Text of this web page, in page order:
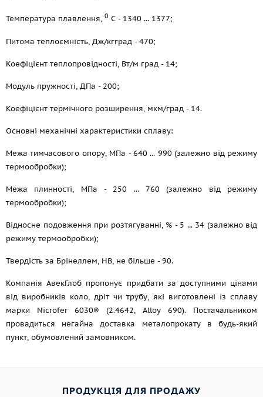
Температура плавлення, 0 С - 1340 ... 1377;
Питома теплоємність, Дж/кгград - 470;
Коефіцієнт теплопровідності, Вт/м град - 14;
Модуль пружності, ДПа - 200;
Коефіцієнт термічного розширення, мкм/град - 14.
Основні механічні характеристики сплаву:
Межа тимчасового опору, МПа - 640 ... 990 (залежно від режиму
термообробки);
Межа плинності, МПа - 250 ... 760 (залежно від режиму
термообробки);
Відносне подовження при розтягуванні, % - 5 ... 34 (залежно від
режиму термообробки);
Твердість за Брінеллем, НВ, не більше - 90.
Компанія АвекГлоб пропонує придбати за доступними цінами
від виробників коло, дріт чи трубу, які виготовлені із сплаву
марки Nicrofer 6030® (2.4642, Alloy 690). Постачальником
провадиться негайна доставка металопрокату в будь-який
пункт, обумовлений замовником.
ПРОДУКЦІЯ ДЛЯ ПРОДАЖУ